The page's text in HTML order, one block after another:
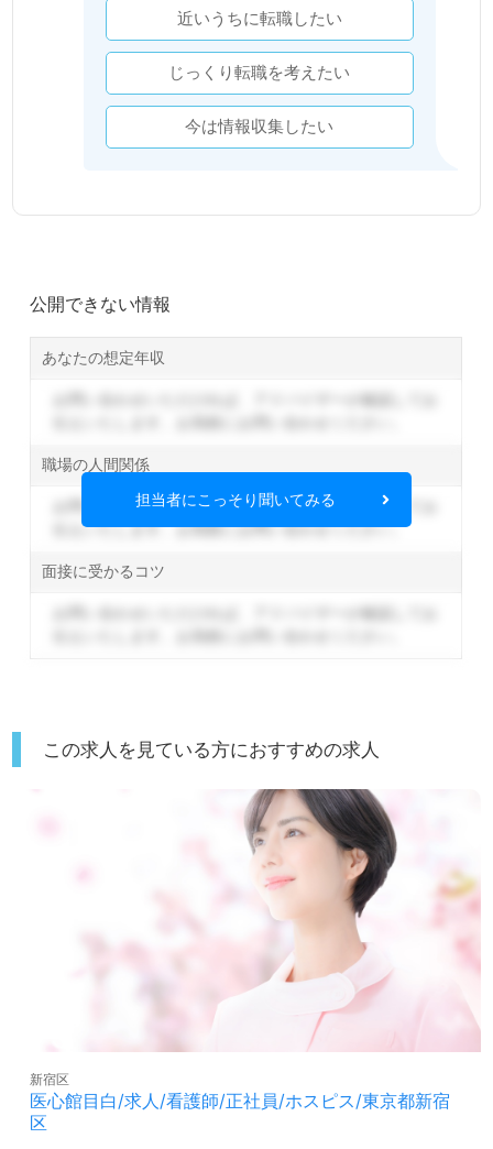
近いうちに転職したい
じっくり転職を考えたい
今は情報収集したい
公開できない情報
あなたの想定年収
職場の人間関係
お問い合わせいただければ、アドバイザーが確認してお
伝えいたします。お気軽にお問い合わせください。
面接に受かるコツ
担当者にこっそり聞いてみる
この求人を見ている方におすすめの求人
医心館目白/求人/看護師/正社員/ホスピス/東京都新宿
区
新宿区